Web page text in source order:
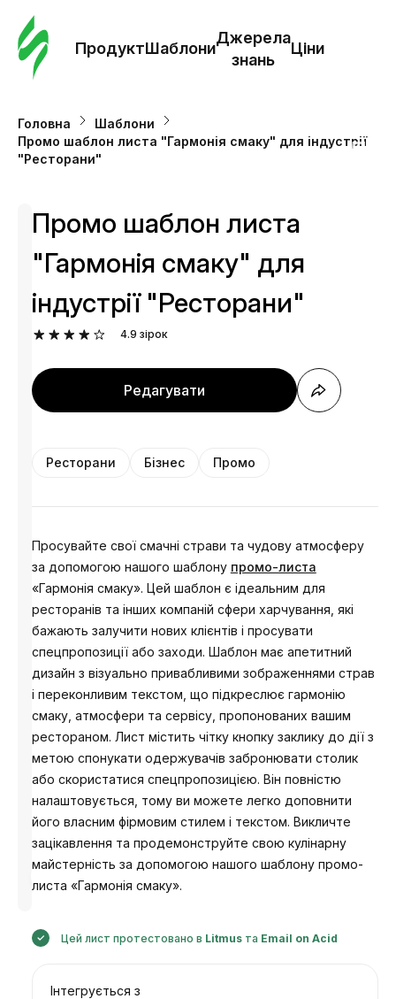
ПродуктШаблони
Джерела
знань
Ціни
Головна
Шаблони
Промо шаблон листа "Гармонія смаку" для індустрії
"Ресторани"
Розроблено
Анастасія
Промо шаблон листа
"Гармонія смаку" для
індустрії "Ресторани"
4.9 зірок
Редагувати
Ресторани Бізнес Промо
Просувайте свої смачні страви та чудову атмосферу
за допомогою нашого шаблону промо-листа
«Гармонія смаку». Цей шаблон є ідеальним для
ресторанів та інших компаній сфери харчування, які
бажають залучити нових клієнтів і просувати
спецпропозиції або заходи. Шаблон має апетитний
дизайн з візуально привабливими зображеннями страв
і переконливим текстом, що підкреслює гармонію
смаку, атмосфери та сервісу, пропонованих вашим
рестораном. Лист містить чітку кнопку заклику до дії з
метою спонукати одержувачів забронювати столик
або скористатися спецпропозицією. Він повністю
налаштовується, тому ви можете легко доповнити
його власним фірмовим стилем і текстом. Викличте
зацікавлення та продемонструйте свою кулінарну
майстерність за допомогою нашого шаблону промо-
листа «Гармонія смаку».
Цей лист протестовано в Litmusта Email on Acid
Інтегрується з